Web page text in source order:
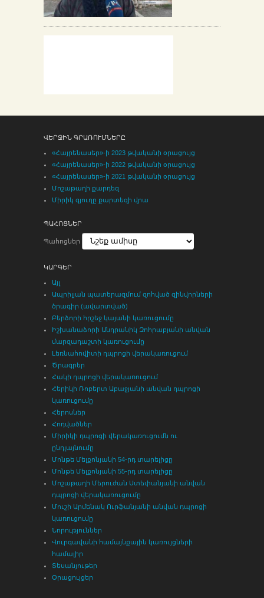
ՎԵՐՋԻՆ ԳՐԱՌՈՒՄՆԵՐԸ
«Հայրենասեր»-ի 2023 թվականի օրացույց
«Հայրենասեր»-ի 2022 թվականի օրացույց
«Հայրենասեր»-ի 2021 թվականի օրացույց
Մոշաթաղի քարդեզ
Միրիկ գյուղը քարտեզի վրա
ՊԱՀՈՑՆԵՐ
Պահոցներ
ԿԱՐԳԵՐ
Այլ
Ապրիլյան պատերազմում զոհված զինվորների
ծրագիր (ավարտված)
Բերձորի հրշեջ կայանի կառուցումը
Իշխանաձորի Անդրանիկ Զոհրաբյանի անվան
մարզադաշտի կառուցումը
Լեռնահովիտի դպրոցի վերակառուցում
Ծրագրեր
Հակի դպրոցի վերակառուցում
Հերիկի Ռոբերտ Աբաջյանի անվան դպրոցի
կառուցումը
Հերոսներ
Հոդվածներ
Միրիկի դպրոցի վերակառուցումն ու
ընդլայնումը
Մոնթե Մելքոնյանի 54-րդ տարելիցը
Մոնթե Մելքոնյանի 55-րդ տարելիցը
Մոշաթաղի Մերուժան Ստեփանյանի անվան
դպրոցի վերակառուցումը
Մուշի Արմենակ Ուրֆանյանի անվան դպրոցի
կառուցումը
Նորություններ
Վուրգավանի համայնքային կառույցների
համալիր
Տեսանյութեր
Օրացույցեր